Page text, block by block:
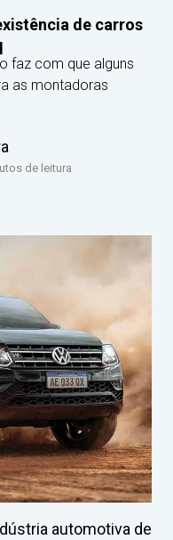
de carros
faz com que alguns
as montadoras
de leitura
automotiva de